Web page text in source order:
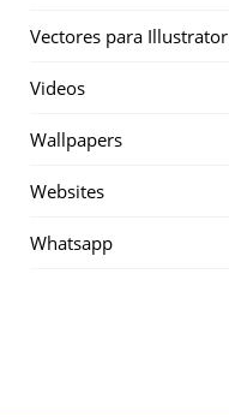
Vectores para Illustrator
Videos
Wallpapers
Websites
Whatsapp